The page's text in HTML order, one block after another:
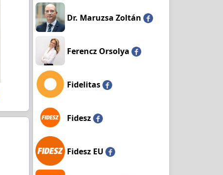
Dr. Maruzsa Zoltán
Ferencz Orsolya
Fidelitas
Fidesz
Fidesz EU